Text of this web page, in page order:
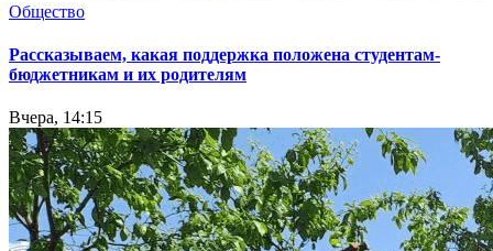
Общество
Рассказываем, какая поддержка положена студентам-
бюджетникам и их родителям
Вчера, 14:15